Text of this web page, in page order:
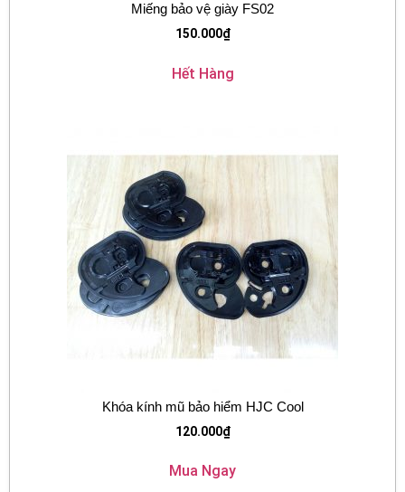
Miếng bảo vệ giày FS02
150.000₫
Hết Hàng
Khóa kính mũ bảo hiểm HJC Cool
120.000₫
Mua Ngay